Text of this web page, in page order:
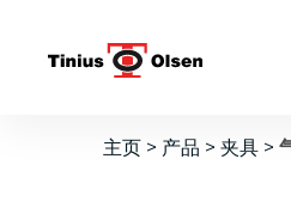
主页 > 产品 > 夹具 >